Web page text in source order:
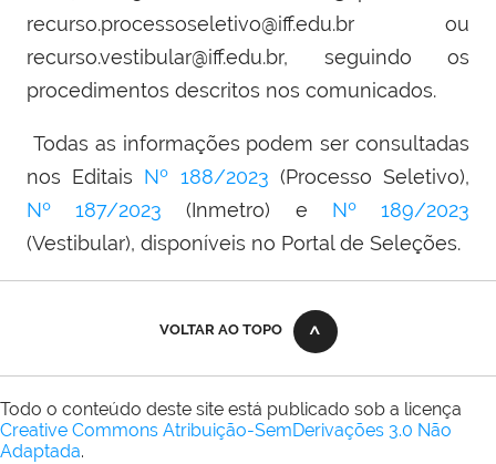
recurso.processoseletivo@iff.edu.br ou
recurso.vestibular@iff.edu.br, seguindo os
procedimentos descritos nos comunicados.
Todas as informações podem ser consultadas
nos Editais Nº 188/2023 (Processo Seletivo),
Nº 187/2023 (Inmetro) e Nº 189/2023
(Vestibular), disponíveis no Portal de Seleções.
VOLTAR AO TOPO
Todo o conteúdo deste site está publicado sob a licença
Creative Commons Atribuição-SemDerivações 3.0 Não
Adaptada.